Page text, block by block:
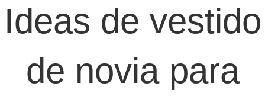
Ideas de vestido
de novia para